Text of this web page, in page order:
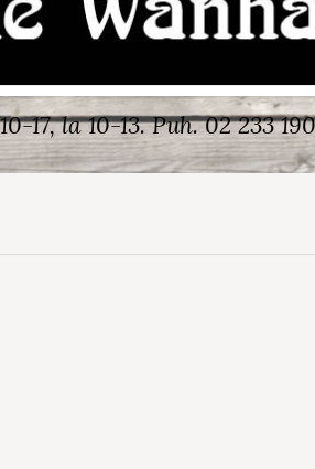
17, la 10-13.Puh. 02 233